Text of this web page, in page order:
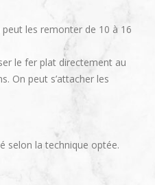
les remonter de 10 à 16
le fer plat directement au
On peut s’attacher les
selon la technique optée.